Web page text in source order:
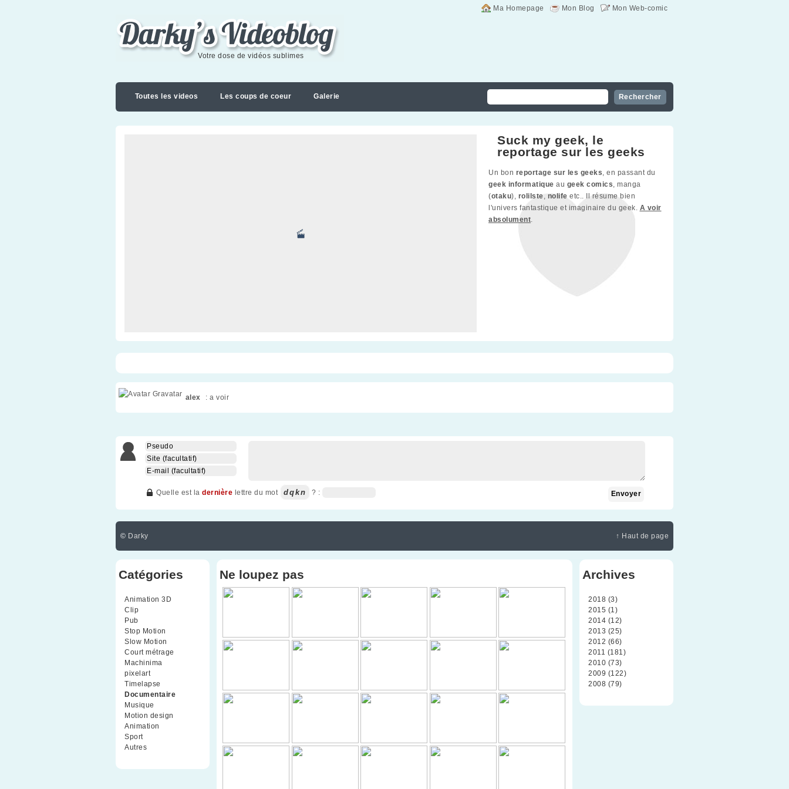
Mon Web-comic
Mon Blog
Ma Homepage
Darky's videoblog
Votre dose de vidéos sublimes
Toutes les videos Les coups de coeur Galerie
Suck my geek, le
reportage sur les geeks
Un bon reportage sur les geeks, en passant du
geek informatique au geek comics, manga
(otaku), rolilste, nolife etc.. Il résume bien
l'univers fantastique et imaginaire du geek. A voir
absolument.
alex : a voir
Quelle est la dernière lettre du mot dqkn ? :
© Darky ↑ Haut de page
Catégories
Animation 3D
Clip
Pub
Stop Motion
Slow Motion
Court métrage
Machinima
pixelart(10)
Timelapse
Documentaire
Musique
Motion design
Animation
Sport(2)
Autres
Ne loupez pas Archives
2018 (3)
2015 (1)
2014 (12)
2013 (25)
2012 (66)
2011 (181)
2010 (73)
2009 (122)
2008 (79)